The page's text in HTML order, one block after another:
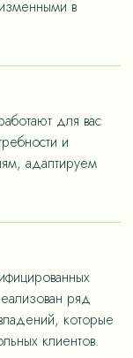
в
для вас
и
адаптируем
ряд
которые
клиентов.